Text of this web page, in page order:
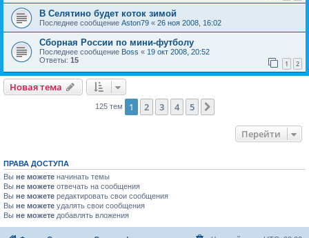
В Селятино будет коток зимой
Последнее сообщение Aston79 « 26 ноя 2008, 16:02
Сборная России по мини-футболу
Последнее сообщение Boss « 19 окт 2008, 20:52
Ответы: 15 1 2
Новая тема
125 тем 1 2 3 4 5
Перейти
ПРАВА ДОСТУПА
Вы не можете начинать темы
Вы не можете отвечать на сообщения
Вы не можете редактировать свои сообщения
Вы не можете удалять свои сообщения
Вы не можете добавлять вложения